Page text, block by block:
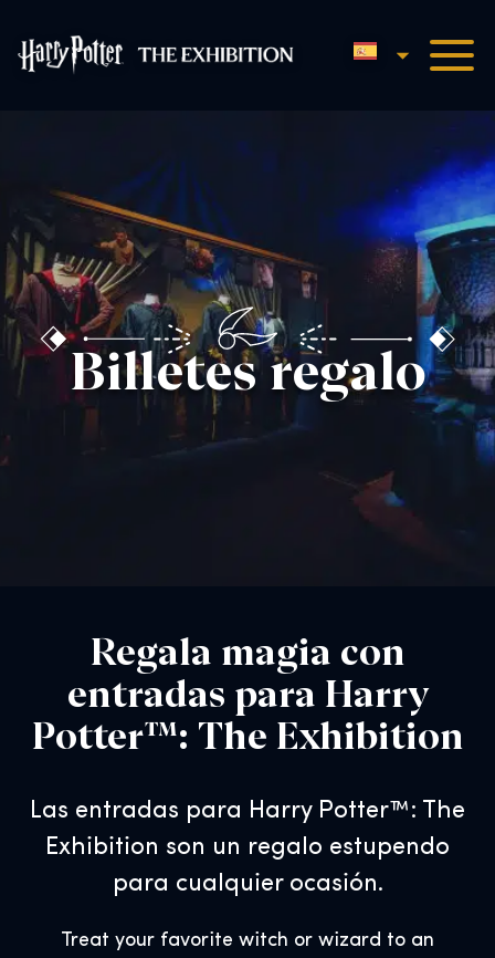
Harry Potter™: The
Español
Billetes regalo
Regala magia con
entradas para Harry
Potter™: The Exhibition
Las entradas para Harry Potter™: The
Exhibition son un regalo estupendo
para cualquier ocasión.
Treat your favorite witch or wizard to an